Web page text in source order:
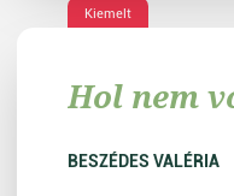
Kiemelt
Hol nem
BESZÉDES VALÉRIA